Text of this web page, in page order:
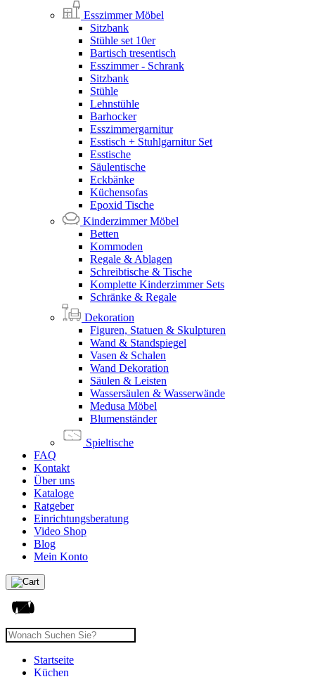
Esszimmer Möbel
Sitzbank
Stühle set 10er
Bartisch tresentisch
Esszimmer - Schrank
Sitzbank
Stühle
Lehnstühle
Barhocker
Esszimmergarnitur
Esstisch + Stuhlgarnitur Set
Esstische
Säulentische
Eckbänke
Küchensofas
Epoxid Tische
Kinderzimmer Möbel
Betten
Kommoden
Regale & Ablagen
Schreibtische & Tische
Komplette Kinderzimmer Sets
Schränke & Regale
Dekoration
Figuren, Statuen & Skulpturen
Wand & Standspiegel
Vasen & Schalen
Wand Dekoration
Säulen & Leisten
Wassersäulen & Wasserwände
Medusa Möbel
Blumenständer
Spieltische
FAQ
Kontakt
Über uns
Kataloge
Ratgeber
Einrichtungsberatung
Video Shop
Blog
Mein Konto
Startseite
Küchen